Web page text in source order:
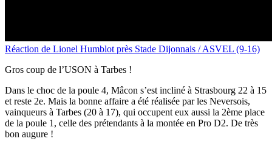
Réaction de Lionel Humblot près Stade Dijonnais / ASVEL (9-16)
Gros coup de l’USON à Tarbes !
Dans le choc de la poule 4, Mâcon s’est incliné à Strasbourg 22 à 15
et reste 2e. Mais la bonne affaire a été réalisée par les Neversois,
vainqueurs à Tarbes (20 à 17), qui occupent eux aussi la 2ème place
de la poule 1, celle des prétendants à la montée en Pro D2. De très
bon augure !